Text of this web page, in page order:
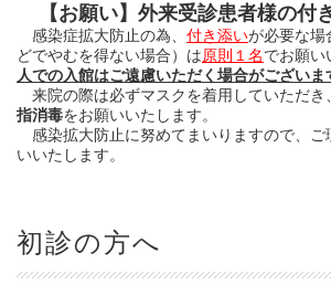
【お願い】外来受診患者様の付
感染症拡大防止の為、 付き添いが必要な場
どでやむを得ない場合）は原則１名でお願い
人での入館はご遠慮いただく場合がございま
来院の際は必ずマスクを着用していただき
指消毒をお願いいたします。
感染拡大防止に努めてまいりますので、ご
いいたします。
初診の方へ